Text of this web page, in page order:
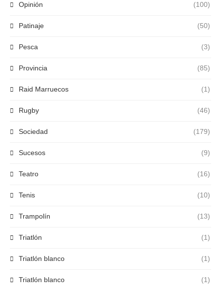
Opinión (100)
Patinaje (50)
Pesca (3)
Provincia (85)
Raid Marruecos (1)
Rugby (46)
Sociedad (179)
Sucesos (9)
Teatro (16)
Tenis (10)
Trampolín (13)
Triatlón (1)
Triatlón blanco (1)
Triatlón blanco (1)